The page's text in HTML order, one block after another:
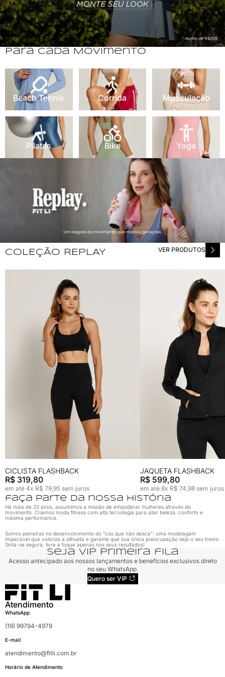
Para Cada Movimento
Beach Tennis
Beach Tennis
Corrida
Corrida
Musculação
Musculação
Pilates
Pilates
Bike
Bike Yoga
COLEÇÃO REPLAY VER PRODUTOS
CICLISTA FLASHBACK
R$ 319,80
em até 4x R$ 79,95 sem juros
JAQUETA FLASHBACK
R$ 599,80
em até 8x R$ 74,98 sem juros
faça parte da nossa história
Há mais de 20 anos, assumimos a missão de empoderar mulheres através do
movimento. Criamos moda fitness com alta tecnologia para aliar beleza, conforto e
máxima performance.
Somos pioneiras no desenvolvimento do "cós que não desce": uma modelagem
impecável que valoriza a silhueta e garante que sua única preocupação seja o seu treino.
Sinta-se segura, livre e foque apenas nos seus resultados!
seja VIP primeira fila
Acesso antecipado aos nossos lançamentos e benefícios exclusivos direto
no seu WhatsApp.
Quero ser VIP
Atendimento
WhatsApp
(19) 99794-4979
E-mail
atendimento@fitli.com.br
Horário de Atendimento